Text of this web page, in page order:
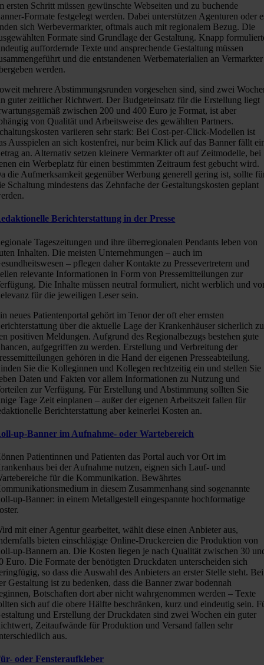
ersten Schritt müssen gewünschte Webseiten und zu buchende
Formate festgelegt werden. Dabei unterstützen Agenturen oder
sich Werbevermarkter, oftmals auch mit regionalem Bezug. Die
Formate sind Grundlage der Gestaltung. Knapp
auffordernde Texte und ansprechende Gestaltung müssen
und die entstandenen Werbematerialien an Vermarkter
werden.
mehrere Abstimmungsrunden vorgesehen sind, sind zwei
guter zeitlicher Richtwert. Der Budgeteinsatz für die Erstellung liegt
zwischen 200 und 400 Euro je Format, ist aber
von Qualität und Arbeitsweise des gewählten Partners.
variieren sehr stark: Bei Cost-per-Click-Modellen ist
Ausspielen an sich kostenfrei, nur beim Klick auf das Banner fällt
an. Alternativ setzen kleinere Vermarkter oft auf Zeitmodelle, bei
ein Werbeplatz für einen bestimmten Zeitraum fest gebucht wird.
die Aufmerksamkeit gegenüber Werbung generell gering ist, sollte
Schaltung mindestens das Zehnfache der Gestaltungskosten geplant
Berichterstattung in der Presse
Tageszeitungen und ihre überregionalen Pendants leben von
Inhalten. Die meisten Unternehmungen – auch im
– pflegen daher Kontakte zu Pressevertretern und
relevante Informationen in Form von Pressemitteilungen zur
Die Inhalte müssen neutral formuliert, nicht werblich und
für die jeweiligen Leser sein.
neues Patientenportal gehört im Tenor der oft eher ernsten
über die aktuelle Lage der Krankenhäuser sicherlich zu
positiven Meldungen. Aufgrund des Regionalbezugs bestehen gute
aufgegriffen zu werden. Erstellung und Verbreitung der
gehören in die Hand der eigenen Presseabteilung.
Sie die Kolleginnen und Kollegen rechtzeitig ein und stellen Sie
Daten und Fakten vor allem Informationen zu Nutzung und
zur Verfügung. Für Erstellung und Abstimmung sollten Sie
Tage Zeit einplanen – außer der eigenen Arbeitszeit fallen für
Berichterstattung aber keinerlei Kosten an.
up-Banner im Aufnahme- oder Wartebereich
Patientinnen und Patienten das Portal auch vor Ort im
bei der Aufnahme nutzen, eignen sich Lauf- und
für die Kommunikation. Bewährtes
in diesem Zusammenhang sind sogenannte
up-Banner: in einem Metallgestell eingespannte hochformatige
mit einer Agentur gearbeitet, wählt diese einen Anbieter aus,
bieten einschlägige Online-Druckereien die Produktion von
up-Bannern an. Die Kosten liegen je nach Qualität zwischen 30
Euro. Die Formate der benötigten Druckdaten unterscheiden sich
so dass die Auswahl des Anbieters an erster Stelle steht. Bei
Gestaltung ist zu bedenken, dass die Banner zwar bodennah
Botschaften dort aber nicht wahrgenommen werden – Texte
sich auf die obere Hälfte beschränken, kurz und eindeutig sein.
und Erstellung der Druckdaten sind zwei Wochen ein guter
Zeitaufwände für Produktion und Versand fallen sehr
aus.
oder Fensteraufkleber